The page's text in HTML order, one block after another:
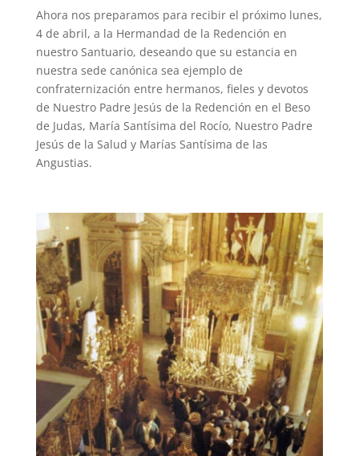
Ahora nos preparamos para recibir el próximo lunes,
4 de abril, a la Hermandad de la Redención en
nuestro Santuario, deseando que su estancia en
nuestra sede canónica sea ejemplo de
confraternización entre hermanos, fieles y devotos
de Nuestro Padre Jesús de la Redención en el Beso
de Judas, María Santísima del Rocío, Nuestro Padre
Jesús de la Salud y Marías Santísima de las
Angustias.